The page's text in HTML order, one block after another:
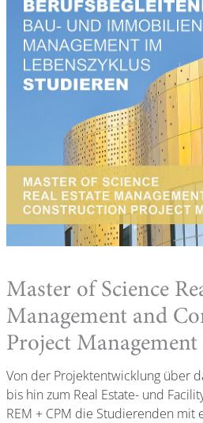
Master of Science
Management and
Project Management
Von der Projektentwicklung über
bis hin zum Real Estate- und
REM + CPM die Studierenden mit